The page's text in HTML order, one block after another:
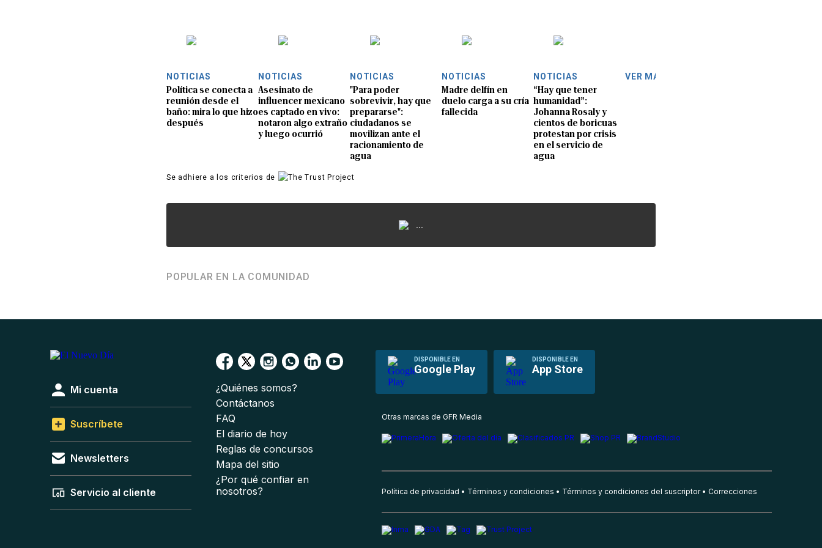
NOTICIAS
Política se conecta a
reunión desde el
baño: mira lo que hizo
después
NOTICIAS
Asesinato de
influencer mexicano
es captado en vivo:
notaron algo extraño
y luego ocurrió
NOTICIAS
"Para poder
sobrevivir, hay que
prepararse":
ciudadanos se
movilizan ante el
racionamiento de
agua
NOTICIAS
Madre delfín en
duelo carga a su cría
fallecida
NOTICIAS
“Hay que tener
humanidad”:
Johanna Rosaly y
cientos de boricuas
protestan por crisis
en el servicio de
agua
VER MÁS
Se adhiere a los criterios de
...
POPULAR EN LA COMUNIDAD
DISPONIBLE EN
Google Play
DISPONIBLE EN
App Store
Mi cuenta
Suscríbete
Newsletters
Servicio al cliente
¿Quiénes somos?
Contáctanos
FAQ
El diario de hoy
Reglas de concursos
Mapa del sitio
¿Por qué confiar en
nosotros?
Otras marcas de GFR Media
Política de privacidad Términos y condiciones Términos y condiciones del suscriptor Correcciones